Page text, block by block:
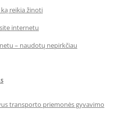
reikia žinoti
internetu
– naudotų nepirkčiau
transporto priemonės gyvavimo